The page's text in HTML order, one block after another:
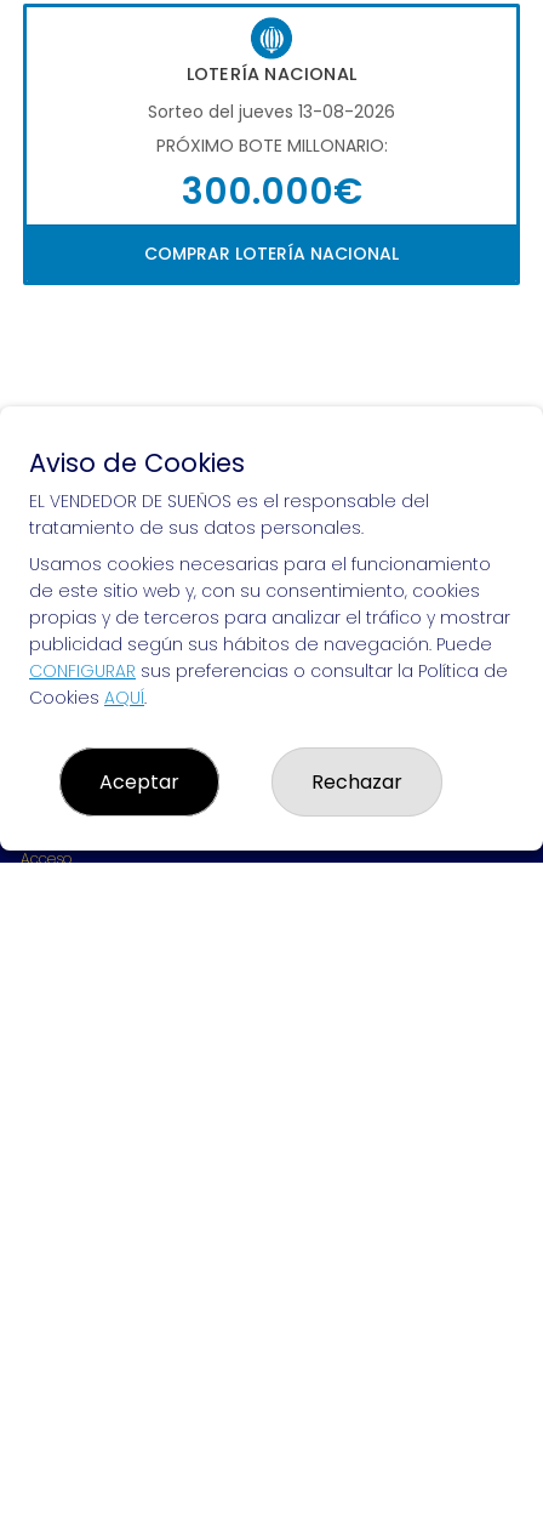
LOTERÍA NACIONAL
Sorteo del jueves 13-08-2026
PRÓXIMO BOTE MILLONARIO:
300.000€
COMPRAR LOTERÍA NACIONAL
Si puedes soñarlo, puedes hacerlo, ¡mucha
suerte!
EL VENDEDOR DE SUEÑOS
¿Quiénes somos?
Resultados
Contacto
Empresas
Acceso
Aviso de Cookies
EL VENDEDOR DE SUEÑOS es el responsable del
tratamiento de sus datos personales.
Usamos cookies necesarias para el funcionamiento
de este sitio web y, con su consentimiento, cookies
propias y de terceros para analizar el tráfico y mostrar
publicidad según sus hábitos de navegación. Puede
CONFIGURAR sus preferencias o consultar la Política de
Cookies AQUÍ.
Aceptar Rechazar